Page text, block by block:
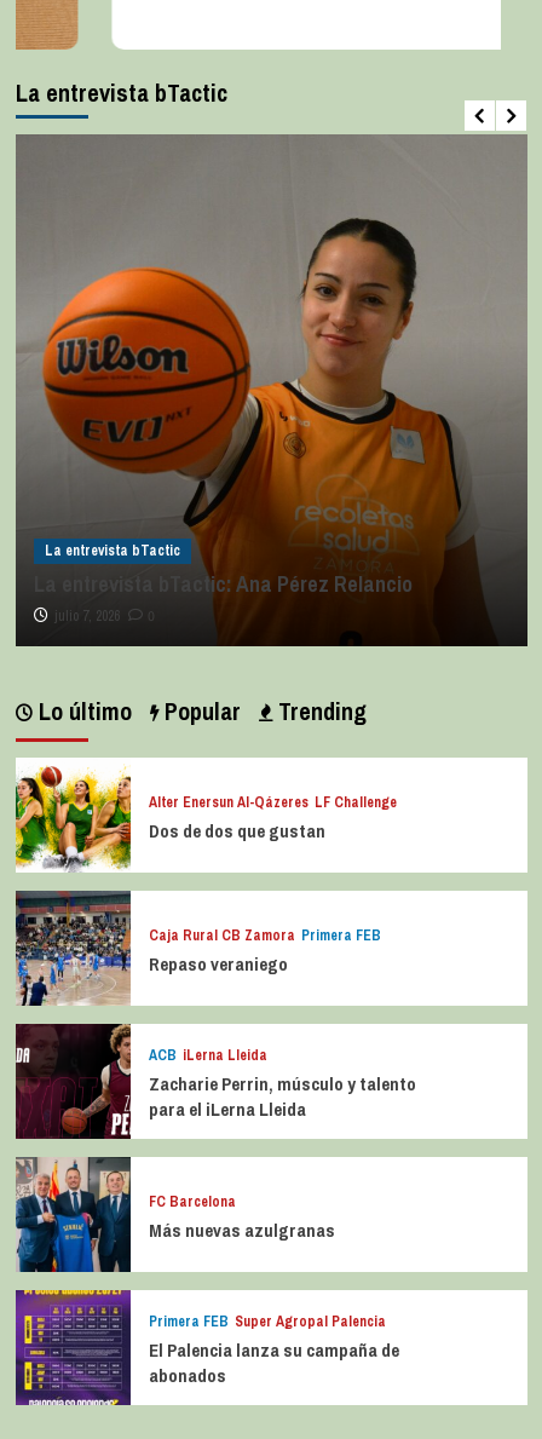
La entrevista bTactic
La entrevista bTactic
La entrevista bTactic: Ana Pérez Relancio
julio 7, 2026 0
Lo último Popular Trending
Alter Enersun Al-Qázeres LF Challenge
Dos de dos que gustan
Caja Rural CB Zamora Primera FEB
Repaso veraniego
ACB iLerna Lleida
Zacharie Perrin, músculo y talento
para el iLerna Lleida
FC Barcelona
Más nuevas azulgranas
Primera FEB Super Agropal Palencia
El Palencia lanza su campaña de
abonados